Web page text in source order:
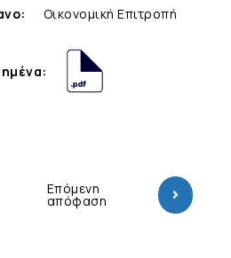
Οικονομική Επιτροπή
Επόμενη
απόφαση